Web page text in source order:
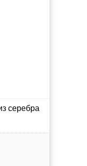
серебра